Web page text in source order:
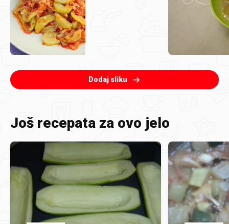
Dodaj sliku
Još recepata za ovo jelo